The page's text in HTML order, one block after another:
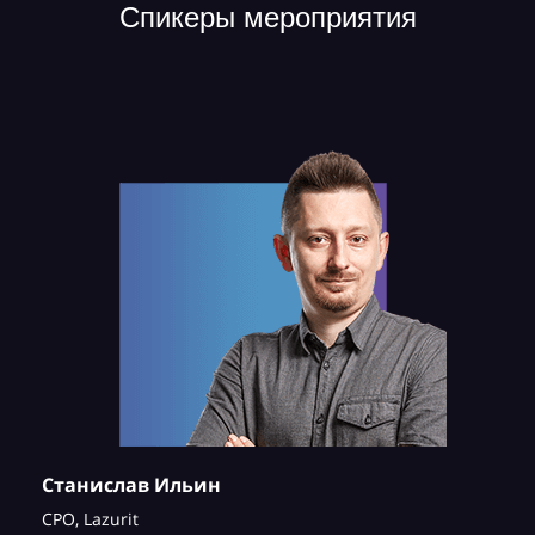
Спикеры мероприятия
Станислав Ильин
CPO, Lazurit